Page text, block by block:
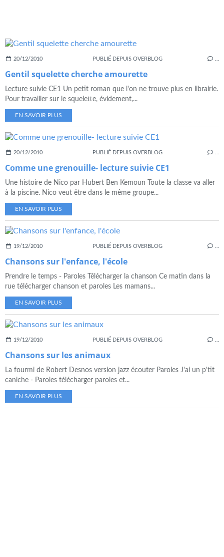
20/12/2010 PUBLIÉ DEPUIS OVERBLOG
Gentil squelette cherche amourette
Lecture suivie CE1 Un petit roman que l'on ne trouve plus en librairie.
Pour travailler sur le squelette, évidement,...
EN SAVOIR PLUS
20/12/2010 PUBLIÉ DEPUIS OVERBLOG
Comme une grenouille- lecture suivie CE1
Une histoire de Nico par Hubert Ben Kemoun Toute la classe va aller
à la piscine. Nico veut être dans le même groupe...
EN SAVOIR PLUS
19/12/2010 PUBLIÉ DEPUIS OVERBLOG
Chansons sur l'enfance, l'école
Prendre le temps - Paroles Télécharger la chanson Ce matin dans la
rue télécharger chanson et paroles Les mamans...
EN SAVOIR PLUS
19/12/2010 PUBLIÉ DEPUIS OVERBLOG
Chansons sur les animaux
La fourmi de Robert Desnos version jazz écouter Paroles J'ai un p'tit
caniche - Paroles télécharger paroles et...
EN SAVOIR PLUS